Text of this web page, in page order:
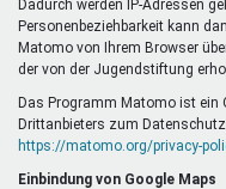
Dadurch werden IP-Adressen
Personenbeziehbarkeit kann
Matomo von Ihrem Browser
der von der Jugendstiftung
Das Programm Matomo ist ein
Drittanbieters zum
https://matomo.org/privacy-
Einbindung von Google Maps